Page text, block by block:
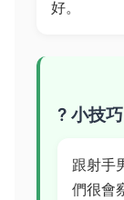
好。
? 小技巧
跟射手
們很會